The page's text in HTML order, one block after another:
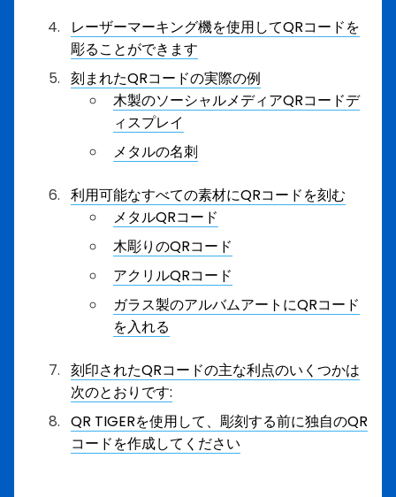
レーザーマーキング機を使用してQRコードを
彫ることができます
刻まれたQRコードの実際の例
木製のソーシャルメディアQRコードデ
ィスプレイ
メタルの名刺
利用可能なすべての素材にQRコードを刻む
メタルQRコード
木彫りのQRコード
アクリルQRコード
ガラス製のアルバムアートにQRコード
を入れる
刻印されたQRコードの主な利点のいくつかは
次のとおりです:
QR TIGERを使用して、彫刻する前に独自のQR
コードを作成してください